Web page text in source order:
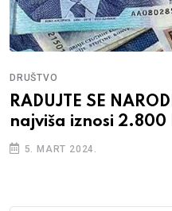
DRUŠTVO
RADUJTE SE
najviša iznosi 2.800
5. MART 2024.